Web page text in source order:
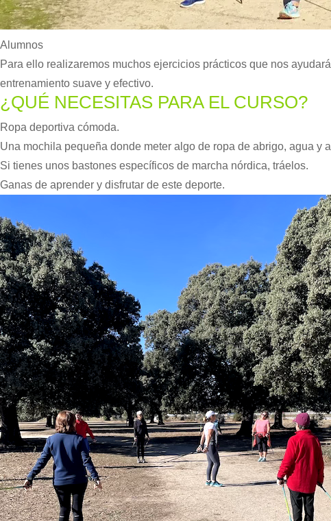
Alumnos
Para ello realizaremos muchos ejercicios prácticos que nos
entrenamiento suave y efectivo.
¿QUÉ NECESITAS PARA EL CURSO?
Ropa deportiva cómoda.
Una mochila pequeña donde meter algo de ropa de abrigo, agua y
Si tienes unos bastones específicos de marcha nórdica, tráelos.
Ganas de aprender y disfrutar de este deporte.